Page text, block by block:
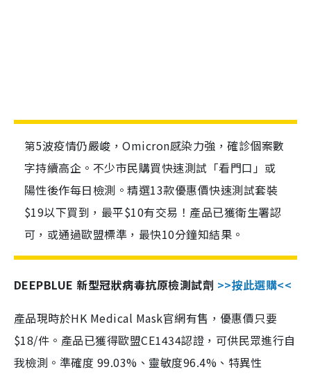
第5波疫情仍嚴峻，Omicron感染力強，確診個案數
字持續高企。不少市民購買快速測試「看門口」或
陽性後作每日檢測。精選13款優惠價快速測試套裝
$19以下買到，最平$10有交易！產品已獲衛生署認
可，或通過歐盟標準，最快10分鐘知結果。
DEEPBLUE 新型冠狀病毒抗原檢測試劑 >>按此選購<<
產品現時於HK Medical Mask官網有售，優惠價只要
$18/件。產品已獲得歐盟CE1434認證，可供民眾進行自
我檢測。準確度 99.03%、靈敏度96.4%、特異性